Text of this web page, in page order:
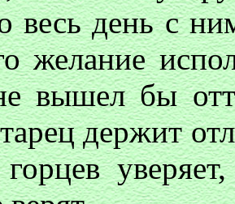
весь день с
желание
вышел бы
держит